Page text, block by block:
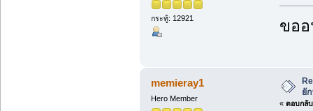
กระทู้: 12921 ขอ
memieray1
Hero Member
ยั
« ตอบกลั